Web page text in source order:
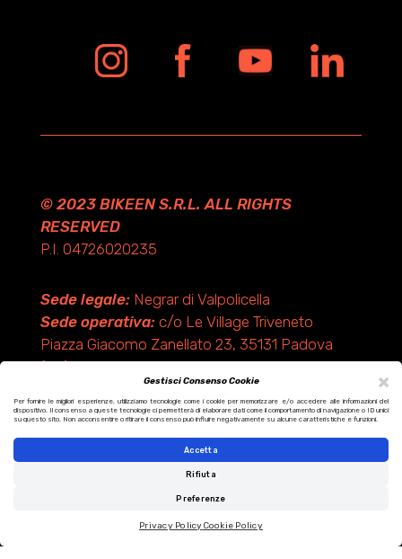
×
Gestisci Consenso Cookie
Per fornire le migliori esperienze, utilizziamo tecnologie come i cookie per memorizzare e/o accedere alle informazioni del
dispositivo. Il consenso a queste tecnologie ci permetterà di elaborare dati come il comportamento di navigazione o ID unici
su questo sito. Non acconsentire o ritirare il consenso può influire negativamente su alcune caratteristiche e funzioni.
Accetta
Rifiuta
Preferenze
Privacy PolicyCookie Policy
© 2023 BIKEEN S.R.L. ALL RIGHTS
RESERVED
P.I. 04726020235
Sede legale:Negrar di Valpolicella
Sede operativa:c/o Le Village Triveneto
Piazza Giacomo Zanellato 23, 35131 Padova
(PD)
Design by KF ADV
Development by Italix.net